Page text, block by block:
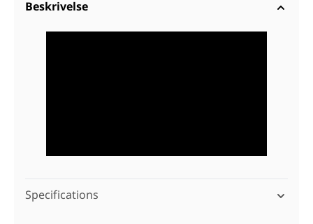
Beskrivelse
Specifications